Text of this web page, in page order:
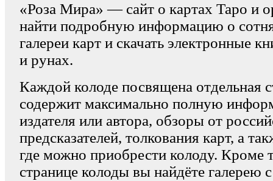
«Роза Мира» — сайт о картах Таро и
найти подробную информацию о
галереи карт и скачать электронные
и рунах.
Каждой колоде посвящена отдельная
содержит максимально полную
издателя или автора, обзоры от
предсказателей, толкования карт, а
где можно приобрести колоду. Кроме
странице колоды вы найдёте галерею